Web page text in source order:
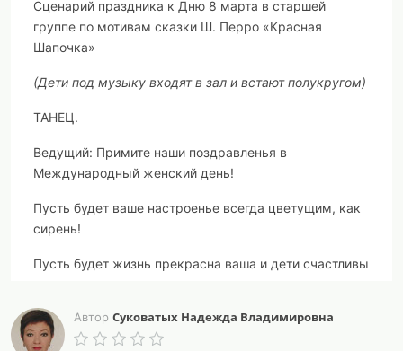
Сценарий праздника к Дню 8 марта в старшей
группе по мотивам сказки Ш. Перро «Красная
Шапочка»
(Дети под музыку входят в зал и встают полукругом)
ТАНЕЦ.
Ведущий: Примите наши поздравленья в
Международный женский день!
Пусть будет ваше настроенье всегда цветущим, как
сирень!
Пусть будет жизнь прекрасна ваша и дети счастливы
Пусть будет дом ваш полной чашей, удачи, счастья и
добра!
Автор Суковатых Надежда Владимировна